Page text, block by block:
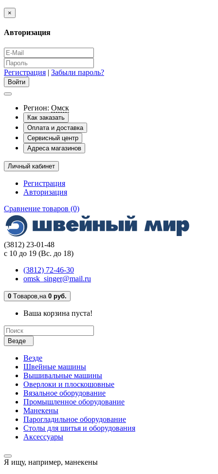
×
Авторизация
Регистрация | Забыли пароль?
Регион: Омск
Как заказать
Оплата и доставка
Сервисный центр
Адреса магазинов
Личный кабинет
Регистрация
Авторизация
Сравнение товаров (0)
(3812) 23-01-48
с 10 до 19 (Вс. до 18)
(3812) 72-46-30
omsk_singer@mail.ru
0 Tоваров,на 0 руб.
Ваша корзина пуста!
Везде
Везде
Швейные машины
Вышивальные машины
Оверлоки и плоскошовные
Вязальное оборудование
Промышленное оборудование
Манекены
Парогладильное оборудование
Столы для шитья и оборудования
Аксессуары
Я ищу, например, манекены